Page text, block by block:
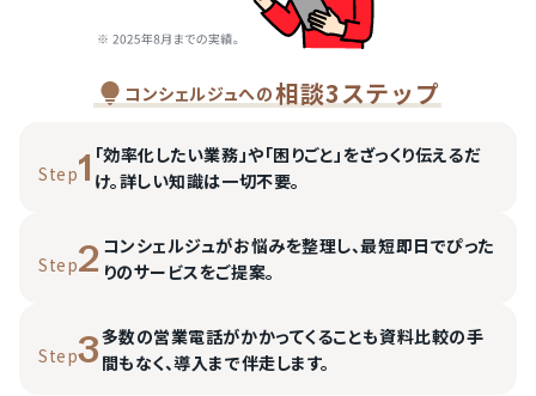
コンシェルジュへの相談3ステップ
Step1 「効率化したい業務」や「困りごと」をざっくり伝えるだ
け。詳しい知識は一切不要。
Step2 コンシェルジュがお悩みを整理し、最短即日でぴった
りのサービスをご提案。
Step3多数の営業電話がかかってくることも資料比較の手
間もなく、導入まで伴走します。